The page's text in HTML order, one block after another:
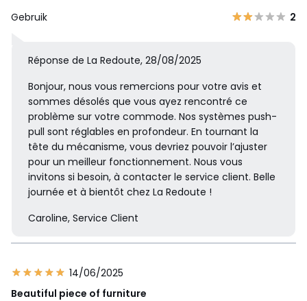
Gebruik 2
Réponse de La Redoute, 28/08/2025
Bonjour, nous vous remercions pour votre avis et
sommes désolés que vous ayez rencontré ce
problème sur votre commode. Nos systèmes push-
pull sont réglables en profondeur. En tournant la
tête du mécanisme, vous devriez pouvoir l’ajuster
pour un meilleur fonctionnement. Nous vous
invitons si besoin, à contacter le service client. Belle
journée et à bientôt chez La Redoute !
Caroline, Service Client
14/06/2025
Beautiful piece of furniture